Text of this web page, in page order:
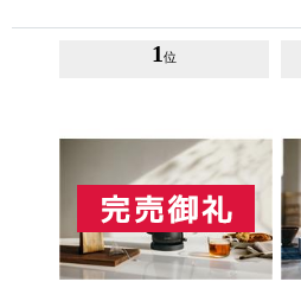
1 位